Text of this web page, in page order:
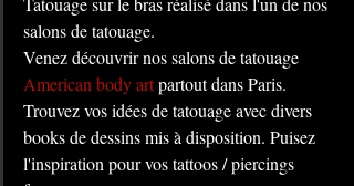
salons de tatouage.
Venez découvrir nos salons de tatouage
American body art partout dans Paris.
Trouvez vos idées de tatouage avec divers
books de dessins mis à disposition. Puisez
l'inspiration pour vos tattoos / piercings